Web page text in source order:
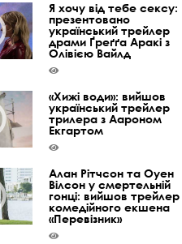
Я хочу від тебе сексу:
презентовано
український трейлер
драми Ґреґґа Аракі з
Олівією Вайлд
«Хижі води»: вийшов
український трейлер
трилера з Аароном
Екгартом
Алан Рітчсон та Оуен
Вілсон у смертельній
гонці: вийшов трейлер
комедійного екшена
«Перевізник»